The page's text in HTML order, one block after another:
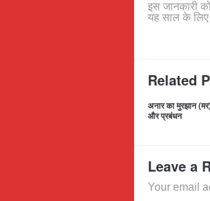
इस जानकारी
यह साल के लिए
Related
अनार का मुरझान
और प्रबंधन
Leave a
Your email